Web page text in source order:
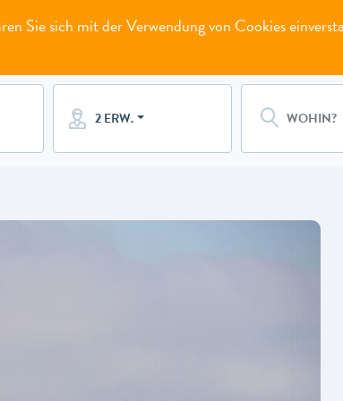
2 ERW.
Sie sich mit der Verwendung von Cookies